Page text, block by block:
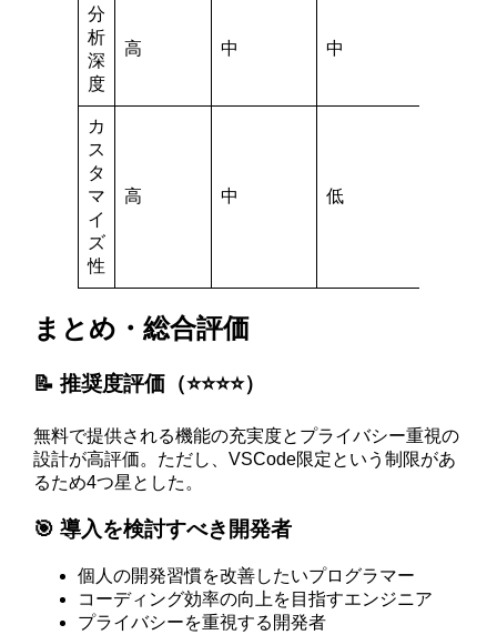
分
析
深
度
高 中 中
カ
ス
タ
マ
イ
ズ
性
高 中 低
まとめ・総合評価
📝 推奨度評価（⭐️⭐️⭐️⭐️）
無料で提供される機能の充実度とプライバシー重視の
設計が高評価。ただし、VSCode限定という制限があ
るため4つ星とした。
🎯 導入を検討すべき開発者
個人の開発習慣を改善したいプログラマー
コーディング効率の向上を目指すエンジニア
プライバシーを重視する開発者